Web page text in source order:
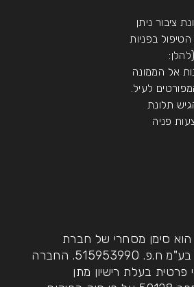
ציבור ניתן
בפניות
אל הממונה
לעיל.
תלונת
פניה
הוא סימן מסחרי של חברת
בע"מח.פ. 515953990. החברה
בעלת רישיון מתן